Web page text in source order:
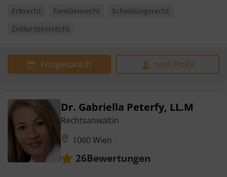
Erbrecht Familienrecht
Scheidungsrecht
Zivilprozessrecht
Erstgespräch zum Profil
Dr. Gabriella Peterfy, LL.M
Rechtsanwältin
1060 Wien
26Bewertungen